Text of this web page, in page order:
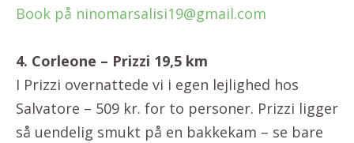
Book på ninomarsalisi19@gmail.com
4. Corleone – Prizzi 19,5 km
I Prizzi overnattede vi i egen lejlighed hos
Salvatore – 509 kr. for to personer. Prizzi ligger
så uendelig smukt på en bakkekam – se bare